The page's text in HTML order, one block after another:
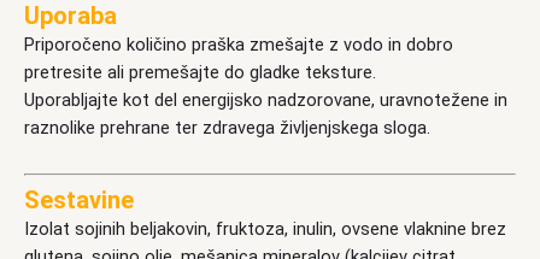
Uporaba
Priporočeno količino praška zmešajte z vodo in dobro
pretresite ali premešajte do gladke teksture.
Uporabljajte kot del energijsko nadzorovane, uravnotežene in
raznolike prehrane ter zdravega življenjskega sloga.
Sestavine
Izolat sojinih beljakovin, fruktoza, inulin, ovsene vlaknine brez